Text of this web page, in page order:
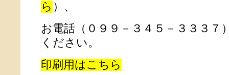
ら ）、
お電話（０９９－３４５－３３３７
ください。
印刷用はこちら